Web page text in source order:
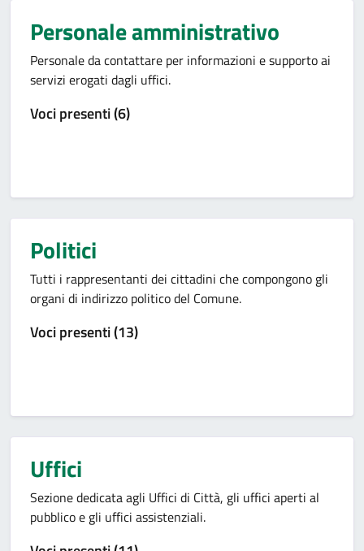
Personale amministrativo
Personale da contattare per informazioni e supporto ai
servizi erogati dagli uffici.
Voci presenti (6)
Politici
Tutti i rappresentanti dei cittadini che compongono gli
organi di indirizzo politico del Comune.
Voci presenti (13)
Uffici
Sezione dedicata agli Uffici di Città, gli uffici aperti al
pubblico e gli uffici assistenziali.